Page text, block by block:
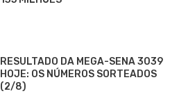
RESULTADO DA MEGA-SENA 3039
HOJE: OS NÚMEROS SORTEADOS
(2/8)